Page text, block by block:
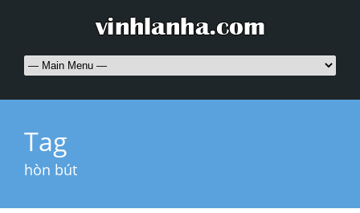
Tag
hòn bút